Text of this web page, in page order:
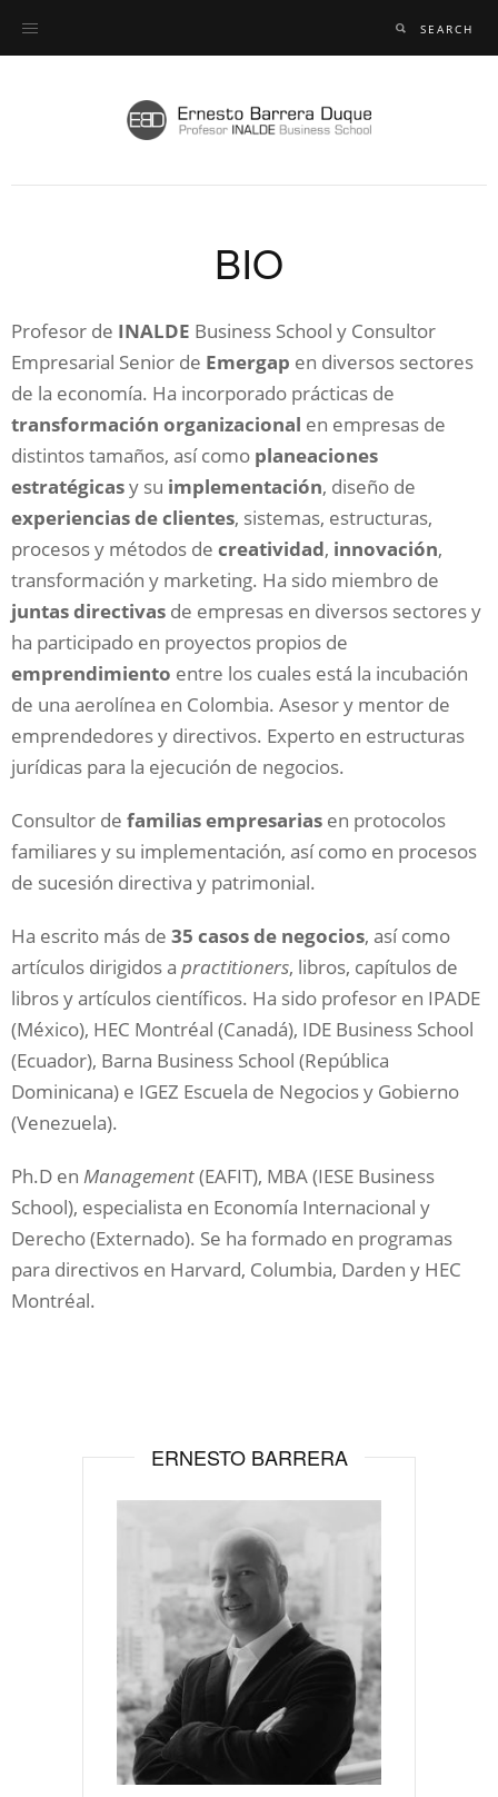
BIO
Profesor de INALDE Business School y Consultor
Empresarial Senior de Emergap en diversos sectores
de la economía. Ha incorporado prácticas de
transformación organizacional en empresas de
distintos tamaños, así como planeaciones
estratégicasy su implementación, diseño de
experiencias de clientes, sistemas, estructuras,
procesos y métodos de creatividad, innovación,
transformación y marketing. Ha sido miembro de
juntas directivas de empresas en diversos sectores y
ha participado en proyectos propios de
emprendimiento entre los cuales está la incubación
de una aerolínea en Colombia. Asesor y mentor de
emprendedores y directivos. Experto en estructuras
jurídicas para la ejecución de negocios.
Consultor de familias empresarias en protocolos
familiares y su implementación, así como en procesos
de sucesión directiva y patrimonial.
Ha escrito más de 35 casos de negocios, así como
artículos dirigidos a practitioners, libros, capítulos de
libros y artículos científicos. Ha sido profesor en IPADE
(México), HEC Montréal (Canadá), IDE Business School
(Ecuador), Barna Business School (República
Dominicana) e IGEZ Escuela de Negocios y Gobierno
(Venezuela).
Ph.D en Management(EAFIT), MBA (IESE Business
School), especialista en Economía Internacional y
Derecho (Externado). Se ha formado en programas
para directivos en Harvard, Columbia, Darden y HEC
Montréal.
ERNESTO BARRERA